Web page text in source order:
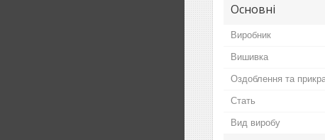
Основні
Виробник
Вишивка
Оздоблення та
Стать
Вид виробу